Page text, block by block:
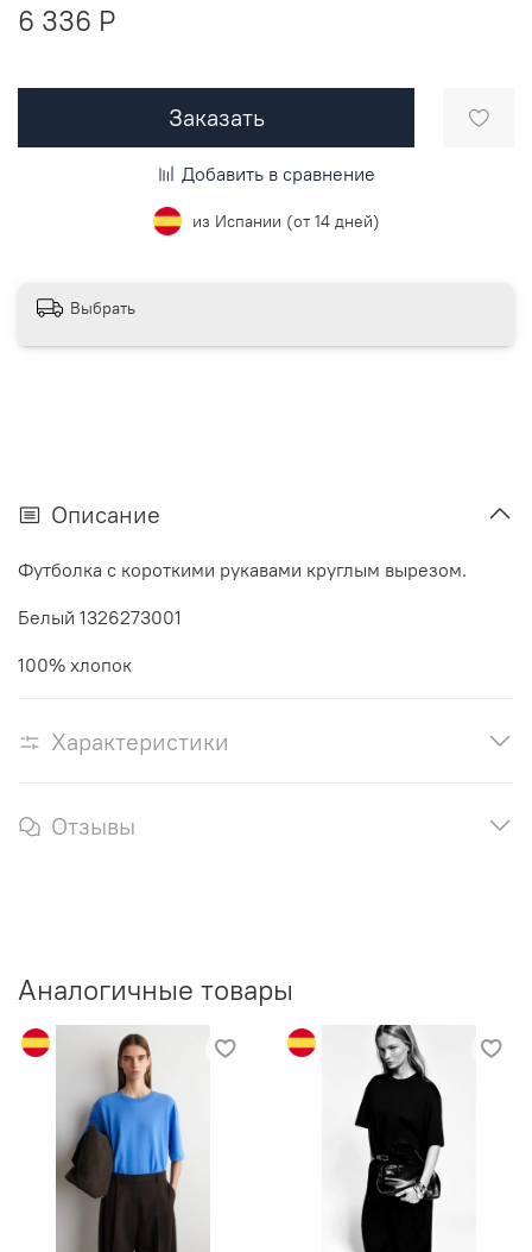
6 336 P
Заказать
Добавить в сравнение
из Испании (от 14 дней)
Выбрать
Описание
Футболка с короткими рукавами круглым вырезом.
Белый 1326273001
100% хлопок
Характеристики
Отзывы
Аналогичные товары